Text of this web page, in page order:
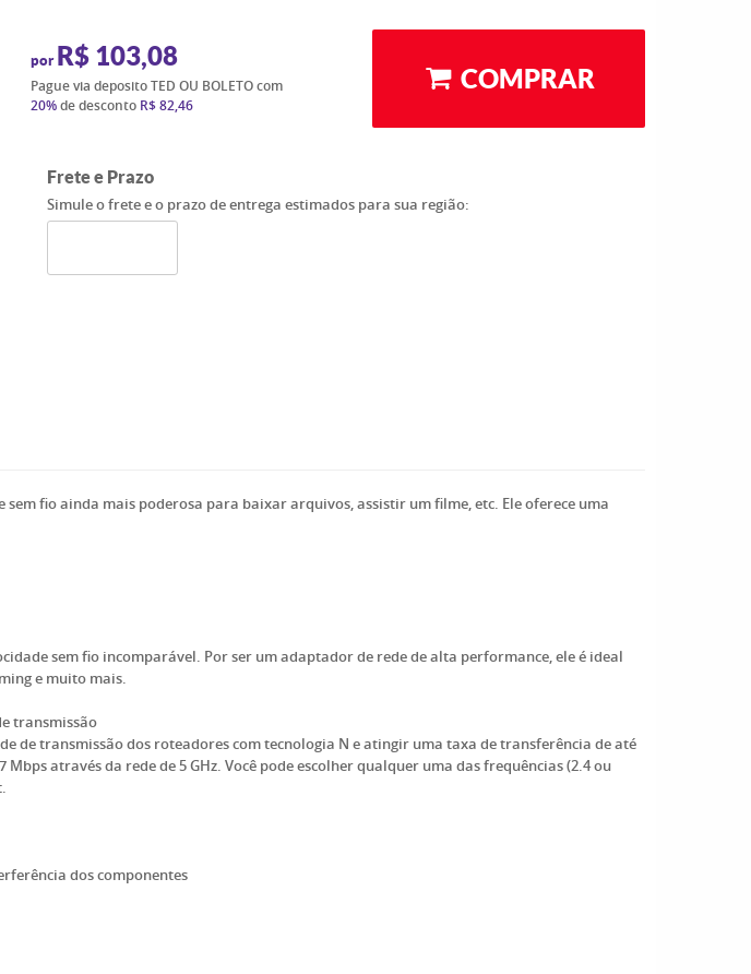
por R$ 103,08
Pague via deposito TED OU BOLETO com
20%de desconto R$ 82,46
COMPRAR
Frete e Prazo
Simule o frete e o prazo de entrega estimados para sua região:
fio ainda mais poderosa para baixar arquivos, assistir um filme, etc. Ele oferece uma
sem fio incomparável. Por ser um adaptador de rede de alta performance, ele é ideal
e muito mais.
transmissão
de transmissão dos roteadores com tecnologia N e atingir uma taxa de transferência de até
através da rede de 5 GHz. Você pode escolher qualquer uma das frequências (2.4 ou
dos componentes